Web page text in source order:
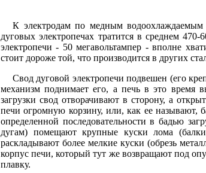
К электродам по медным водоохлаждаемым
дуговых электропечах тратится в среднем
электропечи - 50 мегавольтампер - вполне
стоит дороже той, что производится в других
Свод дуговой электропечи подвешен (его
механизм поднимает его, а печь в это время
загрузки свод отворачивают в сторону, а
печи огромную корзину, или, как ее называют,
определенной последовательности в бадью
дугам) помещают крупные куски лома
раскладывают более мелкие куски (обрезь
корпус печи, который тут же возвращают под
плавку.